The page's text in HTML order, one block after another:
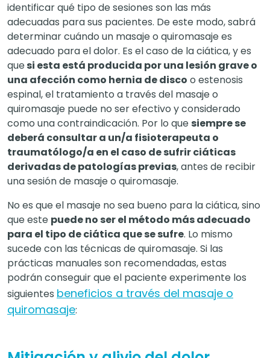
identificar qué tipo de sesiones son las más
adecuadas para sus pacientes. De este modo, sabrá
determinar cuándo un masaje o quiromasaje es
adecuado para el dolor. Es el caso de la ciática, y es
quesi esta está producida por una lesión grave o
una afección como hernia de disco o estenosis
espinal, el tratamiento a través del masaje o
quiromasaje puede no ser efectivo y considerado
como una contraindicación. Por lo que siempre se
deberá consultar a un/a fisioterapeuta o
traumatólogo/a en el caso de sufrir ciáticas
derivadas de patologías previas, antes de recibir
una sesión de masaje o quiromasaje.
No es que el masaje no sea bueno para la ciática, sino
que este puede no ser el método más adecuado
para el tipo de ciática que se sufre. Lo mismo
sucede con las técnicas de quiromasaje. Si las
prácticas manuales son recomendadas, estas
podrán conseguir que el paciente experimente los
siguientes beneficios a través del masaje o
quiromasaje: